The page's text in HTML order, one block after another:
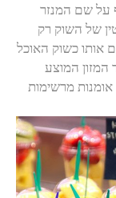
על שם המנזר
של השוק רק
אותו כשוק האוכל
המזון המוצע
מרשימות